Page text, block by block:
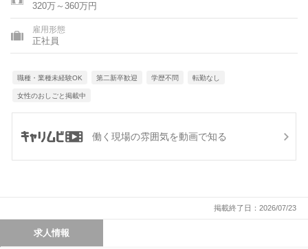
320万～360万円
雇用形態
正社員
職種・業種未経験OK 第二新卒歓迎 学歴不問 転勤なし
女性のおしごと掲載中
働く現場の雰囲気を動画で知る
掲載終了日：2026/07/23
求人情報